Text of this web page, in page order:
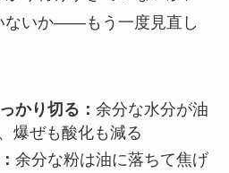
ないか——もう一度見直し
かり切る： 余分な水分が油
爆ぜも酸化も減る
余分な粉は油に落ちて焦げ